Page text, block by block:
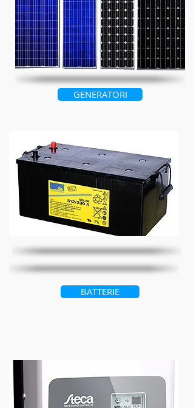
GENERATORI
BATTERIE